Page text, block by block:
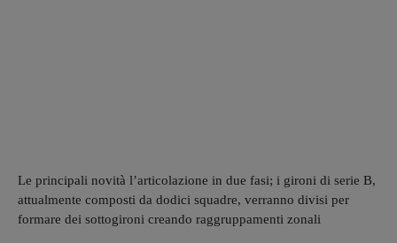
Le principali novità l’articolazione in due fasi; i gironi di serie B,
attualmente composti da dodici squadre, verranno divisi per
formare dei sottogironi creando raggruppamenti zonali